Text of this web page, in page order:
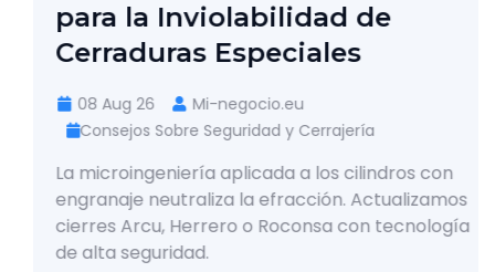
para la Inviolabilidad de
Cerraduras Especiales
08 Aug 26
Mi-negocio.eu
Consejos Sobre Seguridad y Cerrajería
La microingeniería aplicada a los cilindros con
engranaje neutraliza la efracción. Actualizamos
cierres Arcu, Herrero o Roconsa con tecnología
de alta seguridad.